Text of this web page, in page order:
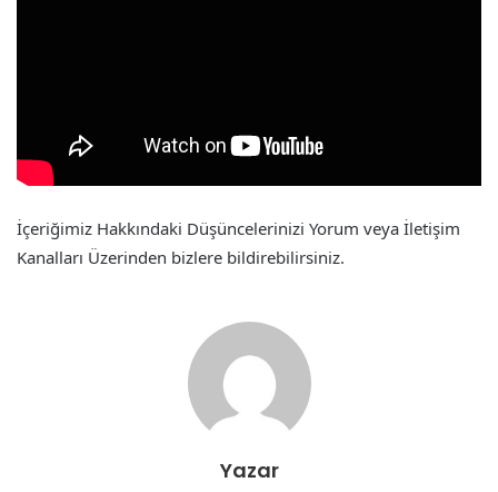
İçeriğimiz Hakkındaki Düşüncelerinizi Yorum veya İletişim
Kanalları Üzerinden bizlere bildirebilirsiniz.
Yazar